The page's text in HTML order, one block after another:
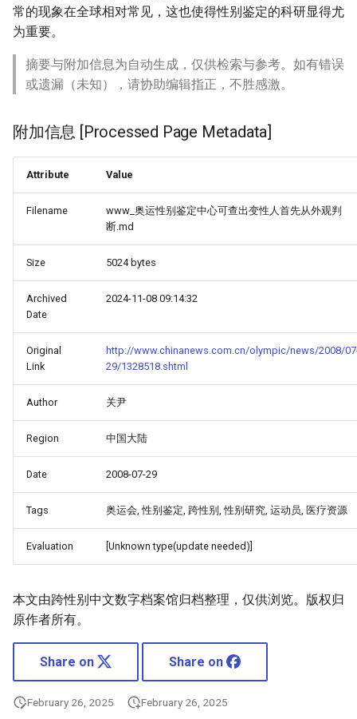
常的现象在全球相对常见，这也使得性别鉴定的科研显得尤
为重要。
摘要与附加信息为自动生成，仅供检索与参考。如有错误
或遗漏（未知），请协助编辑指正，不胜感激。
附加信息 [Processed Page Metadata]
Attribute Value
Filename
www_奥运性别鉴定中心可查出变性人首先从外观判
断.md
Size 5024 bytes
Archived
Date
2024-11-08 09:14:32
Original
Link
http://www.chinanews.com.cn/olympic/news/2008/
29/1328518.shtml
Author 关尹
Region 中国大陆
Date 2008-07-29
Tags 奥运会, 性别鉴定, 跨性别, 性别研究, 运动员, 医疗资源
Evaluation [Unknown type(update needed)]
本文由跨性别中文数字档案馆归档整理，仅供浏览。版权归
原作者所有。
Share on Share on
February 26, 2025 February 26, 2025